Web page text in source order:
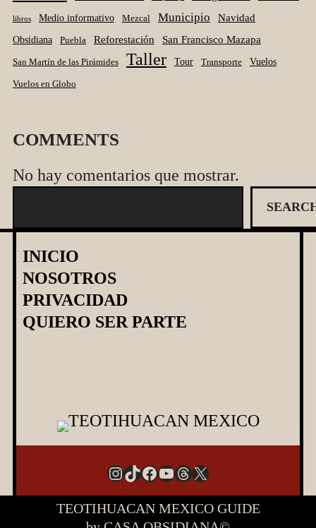
libros Medio informativo Mezcal Municipio Navidad
Obsidiana Puebla Reforestación San Francisco Mazapa
San Martín de las Pirámides Taller Tour Transporte Vuelos
Vuelos en Globo
COMMENTS
No hay comentarios que mostrar.
INICIO
NOSOTROS
PRIVACIDAD
QUIERO SER PARTE
InstagramTikTok Facebook YouTube Threads X
TEOTIHUACAN MEXICO GUIDE